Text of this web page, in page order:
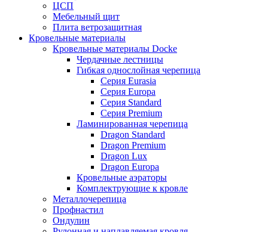
ЦСП
Мебельный щит
Плита ветрозащитная
Кровельные материалы
Кровельные материалы Docke
Чердачные лестницы
Гибкая однослойная черепица
Серия Eurasia
Серия Europa
Серия Standard
Серия Premium
Ламинированная черепица
Dragon Standard
Dragon Premium
Dragon Lux
Dragon Europa
Кровельные аэраторы
Комплектрующие к кровле
Металлочерепица
Профнастил
Ондулин